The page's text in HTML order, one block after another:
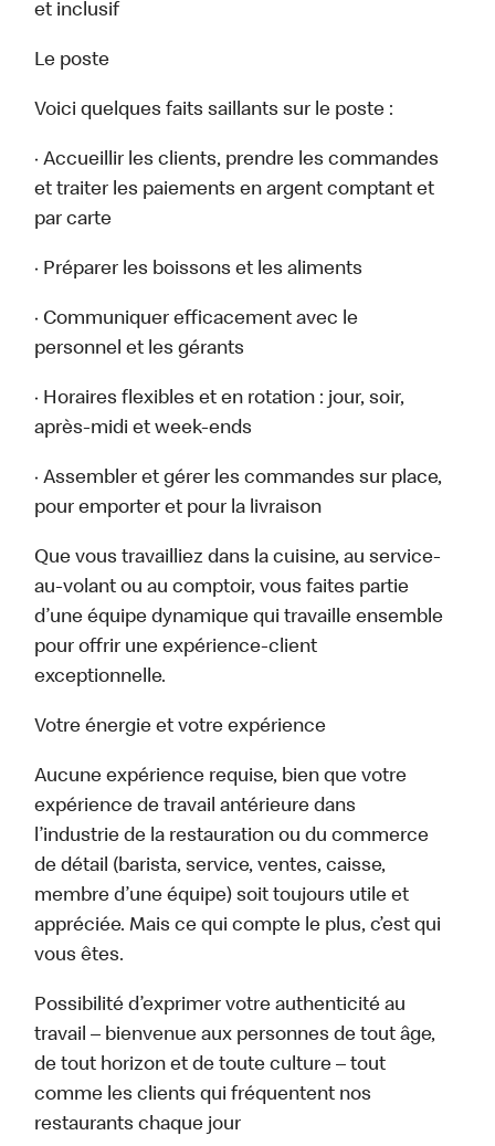
et inclusif
Le poste
Voici quelques faits saillants sur le poste :
· Accueillir les clients, prendre les commandes
et traiter les paiements en argent comptant et
par carte
· Préparer les boissons et les aliments
· Communiquer efficacement avec le
personnel et les gérants
· Horaires flexibles et en rotation : jour, soir,
après-midi et week-ends
· Assembler et gérer les commandes sur place,
pour emporter et pour la livraison
Que vous travailliez dans la cuisine, au service-
au-volant ou au comptoir, vous faites partie
d’une équipe dynamique qui travaille ensemble
pour offrir une expérience-client
exceptionnelle.
Votre énergie et votre expérience
Aucune expérience requise, bien que votre
expérience de travail antérieure dans
l’industrie de la restauration ou du commerce
de détail (barista, service, ventes, caisse,
membre d’une équipe) soit toujours utile et
appréciée. Mais ce qui compte le plus, c’est qui
vous êtes.
Possibilité d’exprimer votre authenticité au
travail – bienvenue aux personnes de tout âge,
de tout horizon et de toute culture – tout
comme les clients qui fréquentent nos
restaurants chaque jour